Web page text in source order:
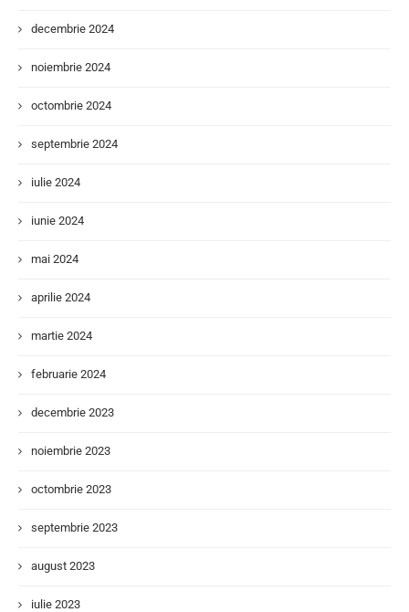
decembrie 2024
noiembrie 2024
octombrie 2024
septembrie 2024
iulie 2024
iunie 2024
mai 2024
aprilie 2024
martie 2024
februarie 2024
decembrie 2023
noiembrie 2023
octombrie 2023
septembrie 2023
august 2023
iulie 2023